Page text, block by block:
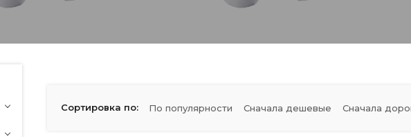
Сортировка по: По популярности Сначала дешевые Сначала